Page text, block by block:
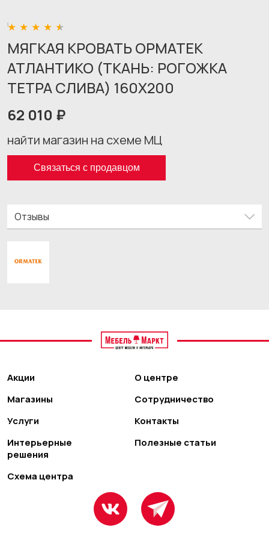
МЯГКАЯ КРОВАТЬ ОРМАТЕК
АТЛАНТИКО (ТКАНЬ: РОГОЖКА
ТЕТРА СЛИВА) 160X200
62 010 ₽
найти магазин на схеме МЦ
Связаться с продавцом
Отзывы
Акции
Магазины
Услуги
Интерьерные
решения
Схема центра
О центре
Сотрудничество
Контакты
Полезные статьи